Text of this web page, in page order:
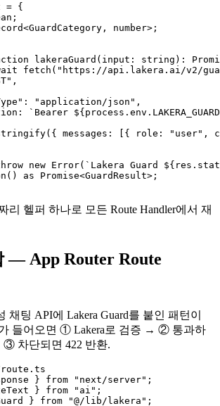
= {
number>;
lakeraGuard(input: string):
fetch("https://api.lakera.ai/v2/
"application/json",
`Bearer
messages: [{ role: "user",
new Error(`Lakera Guard
as Promise<GuardResult>;
리 헬퍼 하나로 모든 Route Handler에서 재
— App Router Route
채팅 API에 Lakera Guard를 붙인 패턴이
들어오면 ① Lakera로 검증 → ② 통과하
차단되면 422 반환.
} from "next/server";
} from "ai";
} from "@/lib/lakera";